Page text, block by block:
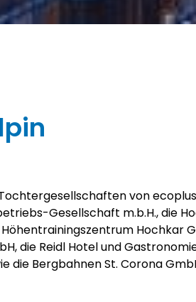
von
Gesellschaft m.b.H., die
Hochkar
die Reidl Hotel und
die Bergbahnen St. Corona